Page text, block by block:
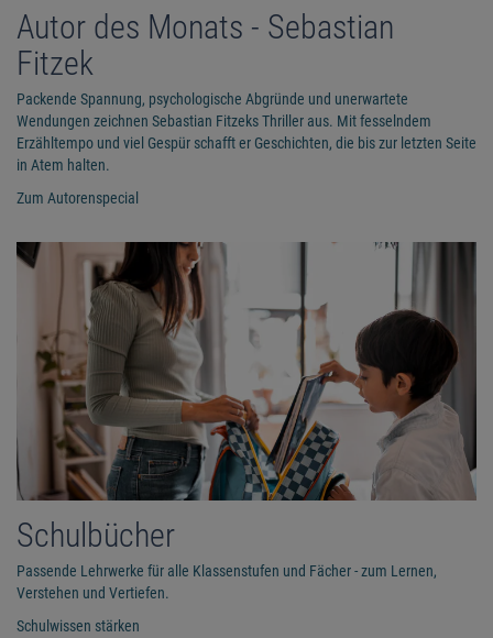
Autor des Monats - Sebastian
Fitzek
Packende Spannung, psychologische Abgründe und unerwartete
Wendungen zeichnen Sebastian Fitzeks Thriller aus. Mit fesselndem
Erzähltempo und viel Gespür schafft er Geschichten, die bis zur letzten Seite
in Atem halten.
Zum Autorenspecial
Schulbücher
Passende Lehrwerke für alle Klassenstufen und Fächer - zum Lernen,
Verstehen und Vertiefen.
Schulwissen stärken